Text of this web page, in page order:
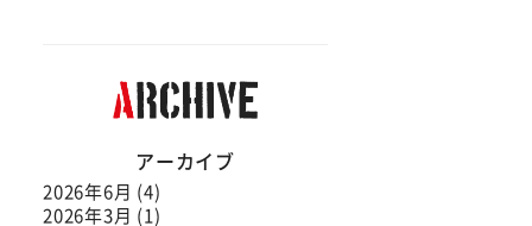
アーカイブ
2026年6月 (4)
2026年3月 (1)